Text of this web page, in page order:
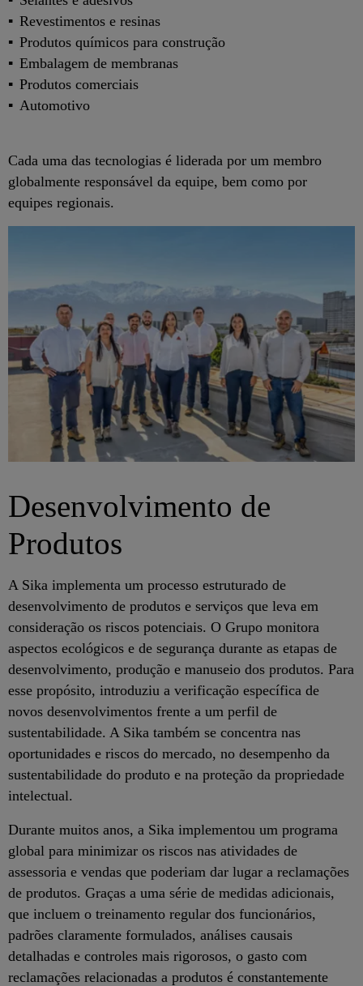
Revestimentos e resinas
Produtos químicos para construção
Embalagem de membranas
Produtos comerciais
Automotivo
Cada uma das tecnologias é liderada por um membro
globalmente responsável da equipe, bem como por
equipes regionais.
Desenvolvimento de
Produtos
A Sika implementa um processo estruturado de
desenvolvimento de produtos e serviços que leva em
consideração os riscos potenciais. O Grupo monitora
aspectos ecológicos e de segurança durante as etapas de
desenvolvimento, produção e manuseio dos produtos. Para
esse propósito, introduziu a verificação específica de
novos desenvolvimentos frente a um perfil de
sustentabilidade. A Sika também se concentra nas
oportunidades e riscos do mercado, no desempenho da
sustentabilidade do produto e na proteção da propriedade
intelectual.
Durante muitos anos, a Sika implementou um programa
global para minimizar os riscos nas atividades de
assessoria e vendas que poderiam dar lugar a reclamações
de produtos. Graças a uma série de medidas adicionais,
que incluem o treinamento regular dos funcionários,
padrões claramente formulados, análises causais
detalhadas e controles mais rigorosos, o gasto com
reclamações relacionadas a produtos é constantemente